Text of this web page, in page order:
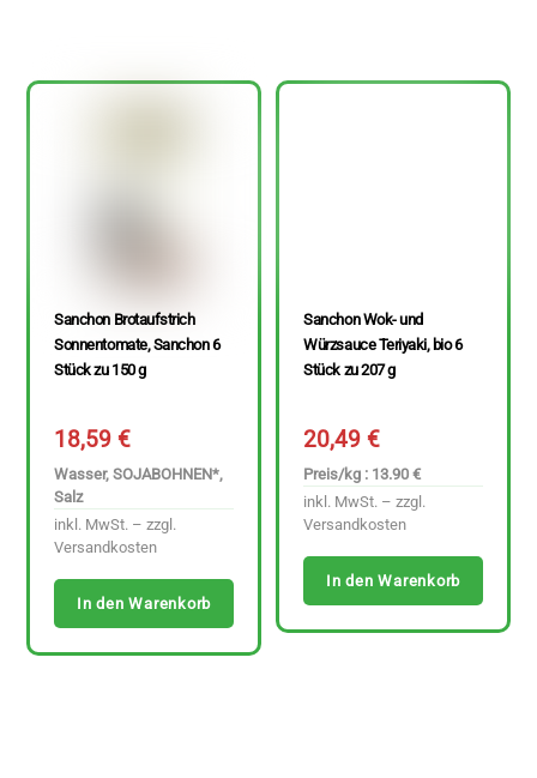
Sanchon Brotaufstrich
Sonnentomate, Sanchon 6
Stück zu 150 g
18,59€
Wasser, SOJABOHNEN*,
Salz
inkl. MwSt. – zzgl.
Versandkosten
In den Warenkorb
Sanchon Wok- und
Würzsauce Teriyaki, bio 6
Stück zu 207 g
20,49€
Preis/kg : 13.90 €
inkl. MwSt. – zzgl.
Versandkosten
In den Warenkorb